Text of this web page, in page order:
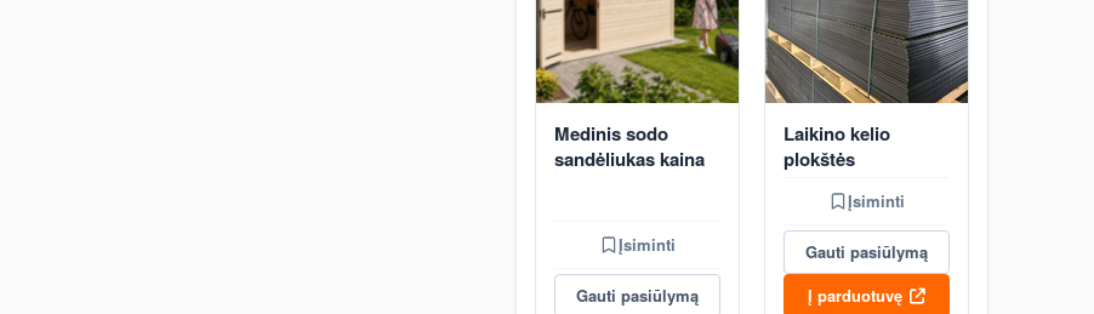
Medinis sodo
sandėliukas kaina
Įsiminti
Gauti pasiūlymą
Laikino kelio
plokštės
Įsiminti
Gauti pasiūlymą
Į parduotuvę